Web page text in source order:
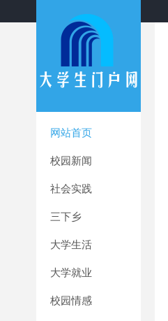
网站首页
校园新闻
社会实践
三下乡
大学生活
大学就业
校园情感